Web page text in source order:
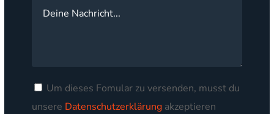
Um dieses Fomular zu versenden, musst du
unsere Datenschutzerklärung akzeptieren